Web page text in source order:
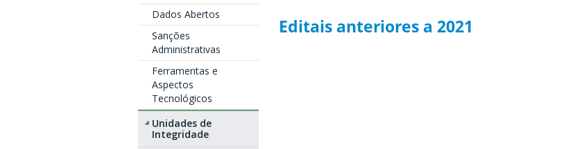
Dados Abertos
Sanções
Administrativas
Ferramentas e
Aspectos
Tecnológicos
Unidades de
Integridade
Editais anteriores a 2021